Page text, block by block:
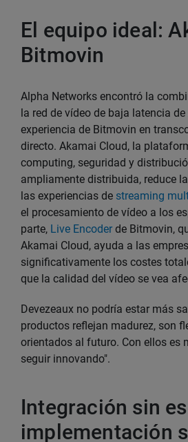
El equipo ideal:
Bitmovin
Alpha Networks encontró la
la red de vídeo de baja latencia
experiencia de Bitmovin en
directo. Akamai Cloud, la
computing, seguridad y
ampliamente distribuida, reduce
las experiencias de streaming
el procesamiento de vídeo a los
parte, Live Encoder de Bitmovin,
Akamai Cloud, ayuda a las
significativamente los costes
que la calidad del vídeo se vea
Devezeaux no podría estar más
productos reflejan madurez, son
orientados al futuro. Con ellos es
seguir innovando".
Integración sin
implementación